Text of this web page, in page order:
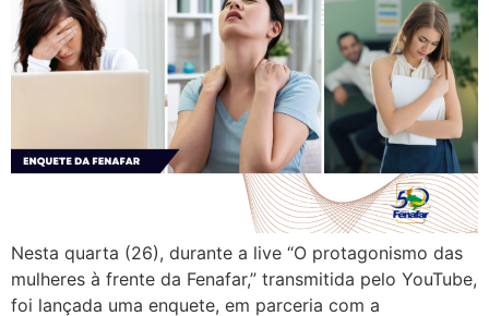
Nesta quarta (26), durante a live “O protagonismo das
mulheres à frente da Fenafar,” transmitida pelo YouTube,
foi lançada uma enquete, em parceria com a